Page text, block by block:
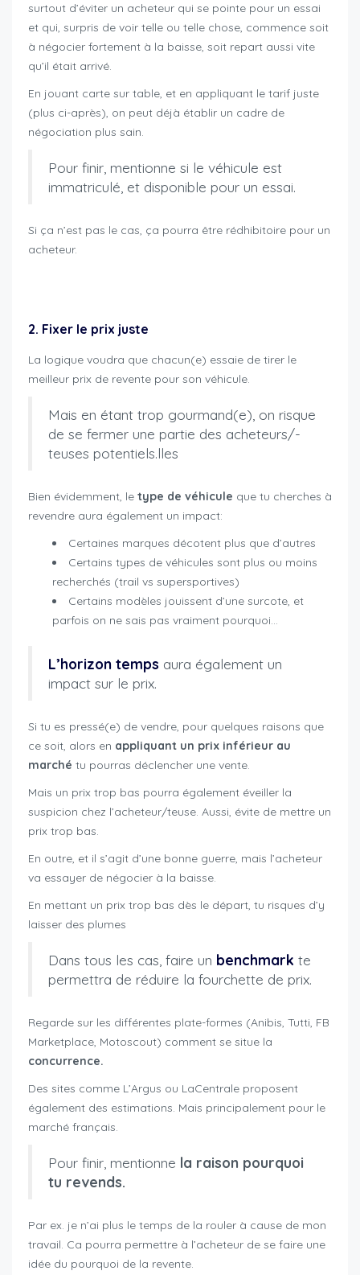
surtout d’éviter un acheteur qui se pointe pour un essai
et qui, surpris de voir telle ou telle chose, commence soit
à négocier fortement à la baisse, soit repart aussi vite
qu’il était arrivé.
En jouant carte sur table, et en appliquant le tarif juste
(plus ci-après), on peut déjà établir un cadre de
négociation plus sain.
Pour finir, mentionne si le véhicule est
immatriculé, et disponible pour un essai.
Si ça n’est pas le cas, ça pourra être rédhibitoire pour un
acheteur.
2. Fixer le prix juste
La logique voudra que chacun(e) essaie de tirer le
meilleur prix de revente pour son véhicule.
Mais en étant trop gourmand(e), on risque
de se fermer une partie des acheteurs/-
teuses potentiels.lles
Bien évidemment, le type de véhicule que tu cherches à
revendre aura également un impact:
Certaines marques décotent plus que d’autres
Certains types de véhicules sont plus ou moins
recherchés (trail vs supersportives)
Certains modèles jouissent d’une surcote, et
parfois on ne sais pas vraiment pourquoi…
L’horizon temps aura également un
impact sur le prix.
Si tu es pressé(e) de vendre, pour quelques raisons que
ce soit, alors en appliquant un prix inférieur au
marché tu pourras déclencher une vente.
Mais un prix trop bas pourra également éveiller la
suspicion chez l’acheteur/teuse. Aussi, évite de mettre un
prix trop bas.
En outre, et il s’agit d’une bonne guerre, mais l’acheteur
va essayer de négocier à la baisse.
En mettant un prix trop bas dès le départ, tu risques d’y
laisser des plumes
Dans tous les cas, faire un benchmark te
permettra de réduire la fourchette de prix.
Regarde sur les différentes plate-formes (Anibis, Tutti, FB
Marketplace, Motoscout) comment se situe la
concurrence.
Des sites comme L’Argus ou LaCentrale proposent
également des estimations. Mais principalement pour le
marché français.
Pour finir, mentionne la raison pourquoi
tu revends.
Par ex. je n’ai plus le temps de la rouler à cause de mon
travail. Ca pourra permettre à l’acheteur de se faire une
idée du pourquoi de la revente.